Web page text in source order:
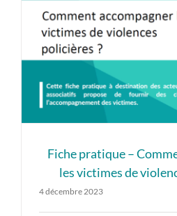
Fiche pratique –
les victimes de
4 décembre 2023